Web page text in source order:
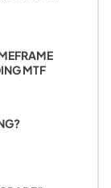
MTF